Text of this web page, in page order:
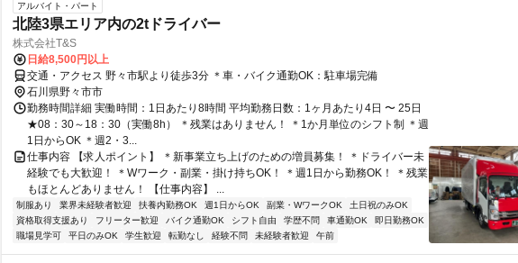
アルバイト・パート
北陸3県エリア内の2tドライバー
株式会社T&S
日給8,500円以上
交通・アクセス 野々市駅より徒歩3分 ＊車・バイク通勤OK：駐車場完備
石川県野々市市
勤務時間詳細 実働時間：1日あたり8時間 平均勤務日数：1ヶ月あたり4日 〜 25日
★08：30～18：30（実働8h） ＊残業はありません！ ＊1か月単位のシフト制 ＊週
1日からOK ＊週2・3...
仕事内容 【求人ポイント】 ＊新事業立ち上げのための増員募集！ ＊ドライバー未
経験でも大歓迎！ ＊Wワーク・副業・掛け持ちOK！ ＊週1日から勤務OK！ ＊残業
もほとんどありません！ 【仕事内容】 ...
制服あり 業界未経験者歓迎 扶養内勤務OK 週1日からOK 副業・WワークOK
土日祝のみOK
資格取得支援あり
フリーター歓迎 バイク通勤OK シフト自由 学歴不問 車通勤OK
即日勤務OK
職場見学可
平日のみOK 学生歓迎 転勤なし 経験不問 未経験者歓迎 午前